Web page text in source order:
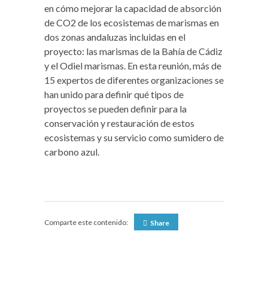
en cómo mejorar la capacidad de absorción
de CO2 de los ecosistemas de marismas en
dos zonas andaluzas incluidas en el
proyecto: las marismas de la Bahía de Cádiz
y el Odiel marismas. En esta reunión, más de
15 expertos de diferentes organizaciones se
han unido para definir qué tipos de
proyectos se pueden definir para la
conservación y restauración de estos
ecosistemas y su servicio como sumidero de
carbono azul.
Comparte este contenido: Share